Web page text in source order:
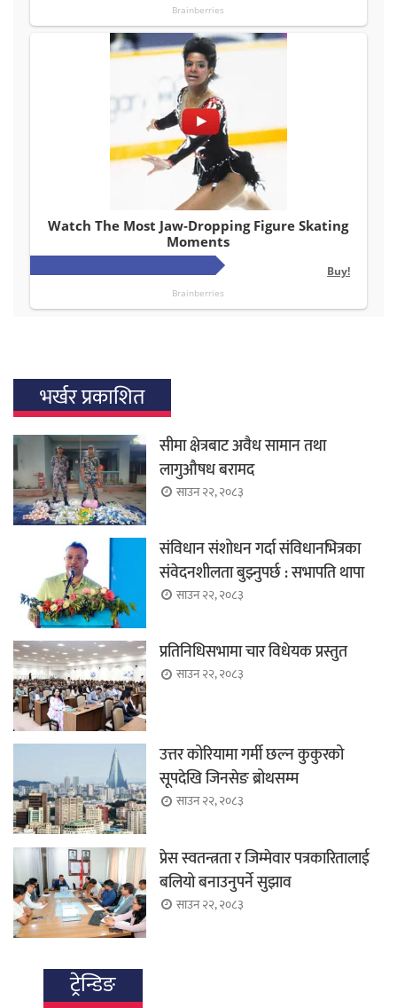
भर्खर प्रकाशित
सीमा क्षेत्रबाट अवैध सामान तथा
लागुऔषध बरामद
साउन २२, २०८३
संविधान संशोधन गर्दा संविधानभित्रका
संवेदनशीलता बुझ्नुपर्छ : सभापति थापा
साउन २२, २०८३
प्रतिनिधिसभामा चार विधेयक प्रस्तुत
साउन २२, २०८३
उत्तर कोरियामा गर्मी छल्न कुकुरको
सूपदेखि जिनसेङ ब्रोथसम्म
साउन २२, २०८३
प्रेस स्वतन्त्रता र जिम्मेवार पत्रकारितालाई
बलियो बनाउनुपर्ने सुझाव
साउन २२, २०८३
ट्रेन्डिङ